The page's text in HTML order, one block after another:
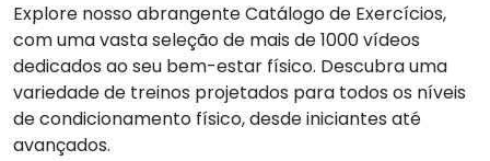
Explore nosso abrangente Catálogo de Exercícios,
com uma vasta seleção de mais de 1000 vídeos
dedicados ao seu bem-estar físico. Descubra uma
variedade de treinos projetados para todos os níveis
de condicionamento físico, desde iniciantes até
avançados.